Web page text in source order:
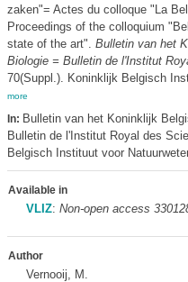
zaken"= Actes du colloque "La
Proceedings of the colloquium
state of the art". Bulletin van het
Biologie = Bulletin de l'Institut
70(Suppl.). Koninklijk Belgisch
more
In: Bulletin van het Koninklijk
Bulletin de l'Institut Royal des
Belgisch Instituut voor
Available in
VLIZ: Non-open access
Author
Vernooij, M.